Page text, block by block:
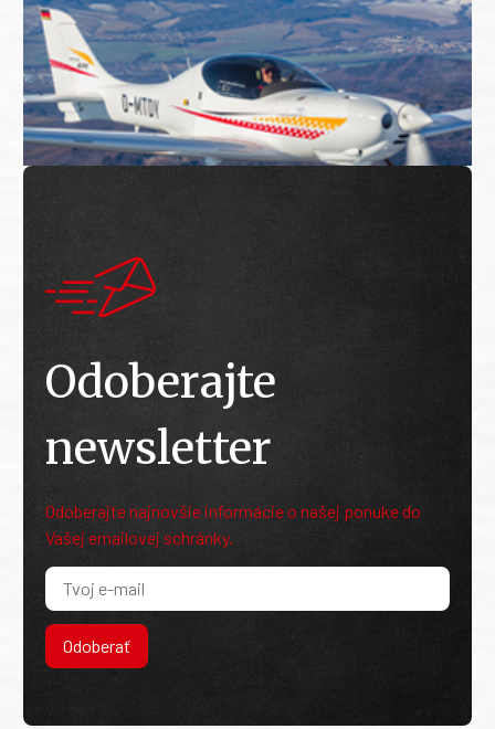
Odoberajte
newsletter
Odoberajte najnovšie informácie o našej ponuke do
Vašej emailovej schránky.
Odoberať